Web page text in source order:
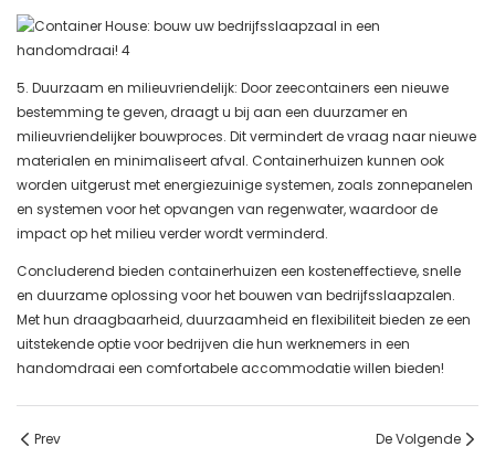
5. Duurzaam en milieuvriendelijk: Door zeecontainers een nieuwe
bestemming te geven, draagt ​​u bij aan een duurzamer en
milieuvriendelijker bouwproces. Dit vermindert de vraag naar nieuwe
materialen en minimaliseert afval. Containerhuizen kunnen ook
worden uitgerust met energiezuinige systemen, zoals zonnepanelen
en systemen voor het opvangen van regenwater, waardoor de
impact op het milieu verder wordt verminderd.
Concluderend bieden containerhuizen een kosteneffectieve, snelle
en duurzame oplossing voor het bouwen van bedrijfsslaapzalen.
Met hun draagbaarheid, duurzaamheid en flexibiliteit bieden ze een
uitstekende optie voor bedrijven die hun werknemers in een
handomdraai een comfortabele accommodatie willen bieden!
Prev De Volgende